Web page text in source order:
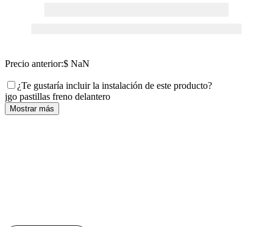
Precio anterior:$ NaN
¿Te gustaría incluir la instalación de este producto?
jgo pastillas freno delantero
Mostrar más